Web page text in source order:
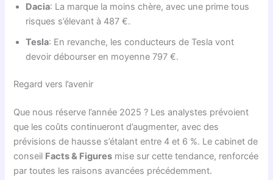
Dacia: La marque la moins chère, avec une prime tous
risques s’élevant à 487 €.
Tesla: En revanche, les conducteurs de Tesla vont
devoir débourser en moyenne 797 €.
Regard vers l’avenir
Que nous réserve l’année 2025 ? Les analystes prévoient
que les coûts continueront d’augmenter, avec des
prévisions de hausse s’étalant entre 4 et 6 %. Le cabinet de
conseil Facts & Figures mise sur cette tendance, renforcée
par toutes les raisons avancées précédemment.